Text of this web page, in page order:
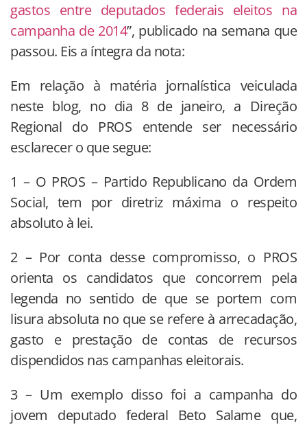
gastos entre deputados federais eleitos na
campanha de 2014”, publicado na semana que
passou. Eis a íntegra da nota:
Em relação à matéria jornalística veiculada
neste blog, no dia 8 de janeiro, a Direção
Regional do PROS entende ser necessário
esclarecer o que segue:
1 – O PROS – Partido Republicano da Ordem
Social, tem por diretriz máxima o respeito
absoluto à lei.
2 – Por conta desse compromisso, o PROS
orienta os candidatos que concorrem pela
legenda no sentido de que se portem com
lisura absoluta no que se refere à arrecadação,
gasto e prestação de contas de recursos
dispendidos nas campanhas eleitorais.
3 – Um exemplo disso foi a campanha do
jovem deputado federal Beto Salame que,